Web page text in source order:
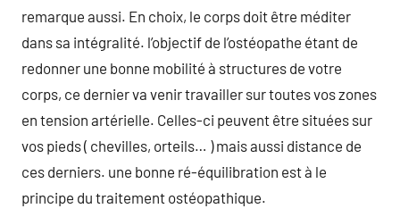
remarque aussi. En choix, le corps doit être méditer
dans sa intégralité. l’objectif de l’ostéopathe étant de
redonner une bonne mobilité à structures de votre
corps, ce dernier va venir travailler sur toutes vos zones
en tension artérielle. Celles-ci peuvent être situées sur
vos pieds ( chevilles, orteils… ) mais aussi distance de
ces derniers. une bonne ré-équilibration est à le
principe du traitement ostéopathique.